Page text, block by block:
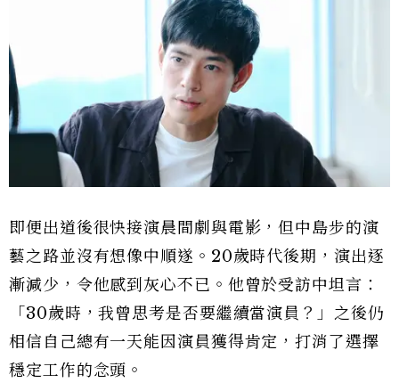
即便出道後很快接演晨間劇與電影，但中島步的演
藝之路並沒有想像中順遂。20歲時代後期，演出逐
漸減少，令他感到灰心不已。他曾於受訪中坦言：
「30歲時，我曾思考是否要繼續當演員？」之後仍
相信自己總有一天能因演員獲得肯定，打消了選擇
穩定工作的念頭。